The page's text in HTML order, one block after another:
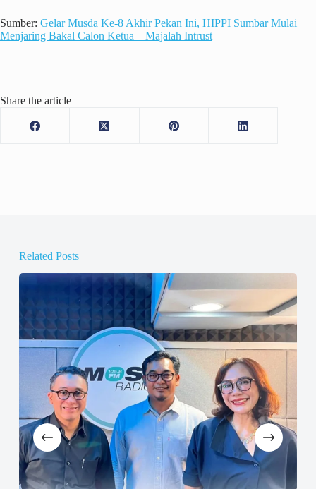
Sumber: Gelar Musda Ke-8 Akhir Pekan Ini, HIPPI Sumbar Mulai
Menjaring Bakal Calon Ketua – Majalah Intrust
Share the article
Related Posts